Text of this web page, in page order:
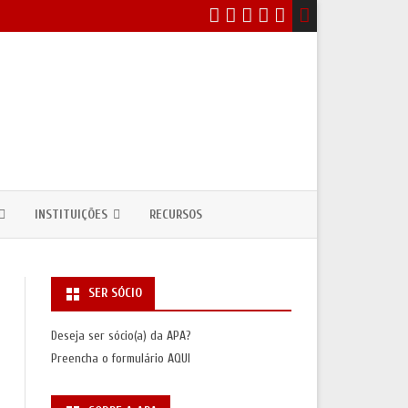
PÚBLICAS
INSTITUIÇÕES
ANTROPOLOGIA
UNIDADES DE INVESTIGAÇÃO
ASSOCIAÇÕES INTERNACIONAIS
RECURSOS
SER SÓCIO
Deseja ser sócio(a) da APA?
Preencha o formulário AQUI